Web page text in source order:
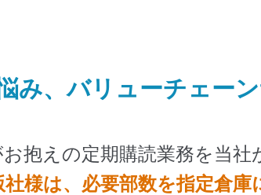
み、バリューチェー
抱えの定期購読業務を当社
社様は、必要部数を指定倉庫